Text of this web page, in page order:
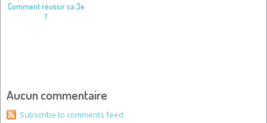
Comment réussir sa 3e
?
Aucun commentaire
Subscribe to comments feed